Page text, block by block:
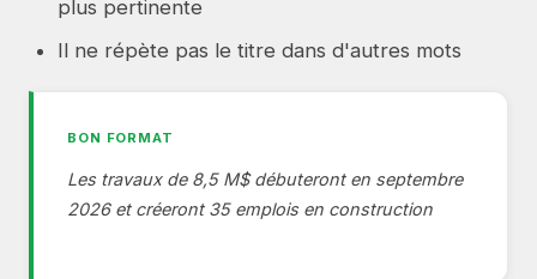
plus pertinente
Il ne répète pas le titre dans d'autres mots
BON FORMAT
Les travaux de 8,5 M$ débuteront en septembre
2026 et créeront 35 emplois en construction